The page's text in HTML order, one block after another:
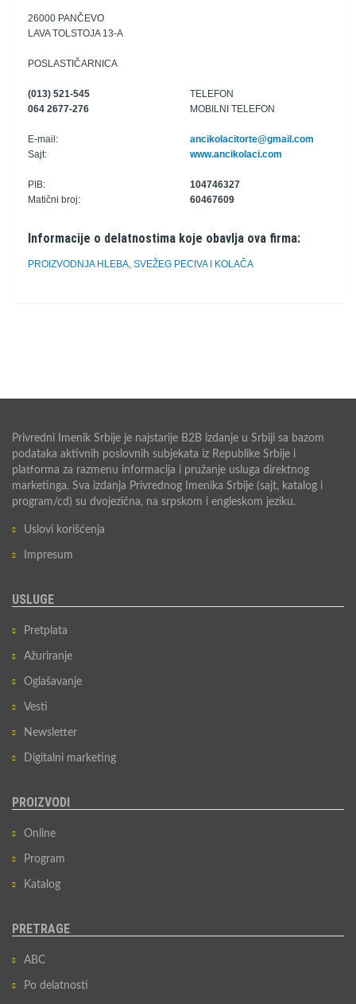
26000 PANČEVO
LAVA TOLSTOJA 13-A
POSLASTIČARNICA
(013) 521-545
TELEFON
064 2677-276
MOBILNI TELEFON
E-mail:
ancikolacitorte@gmail.com
Sajt:
www.ancikolaci.com
PIB:
104746327
Matični broj:
60467609
Informacije o delatnostima koje obavlja ova firma:
PROIZVODNJA HLEBA, SVEŽEG PECIVA I KOLAČA
Privredni Imenik Srbije je najstarije B2B izdanje u Srbiji sa bazom
podataka aktivnih poslovnih subjekata iz Republike Srbije i
platforma za razmenu informacija i pružanje usluga direktnog
marketinga. Sva izdanja Privrednog Imenika Srbije (sajt, katalog i
program/cd) su dvojezična, na srpskom i engleskom jeziku.
Uslovi korišćenja
Impresum
USLUGE
Pretplata
Ažuriranje
Oglašavanje
Vesti
Newsletter
Digitalni marketing
PROIZVODI
Online
Program
Katalog
PRETRAGE
ABC
Po delatnosti